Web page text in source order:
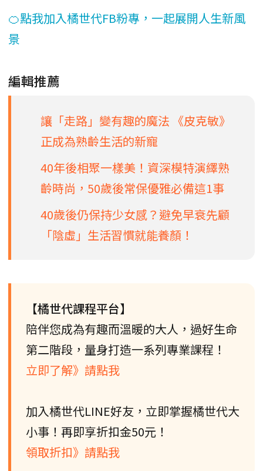
🍊點我加入橘世代FB粉專，一起展開人生新風
景
編輯推薦
讓「走路」變有趣的魔法 《皮克敏》
正成為熟齡生活的新寵
40年後相聚一樣美！資深模特演繹熟
齡時尚，50歲後常保優雅必備這1事
40歲後仍保持少女感？避免早衰先顧
「陰虛」生活習慣就能養顏！
【橘世代課程平台】
陪伴您成為有趣而溫暖的大人，過好生命
第二階段，量身打造一系列專業課程！
立即了解》請點我
加入橘世代LINE好友，立即掌握橘世代大
小事！再即享折扣金50元！
領取折扣》請點我